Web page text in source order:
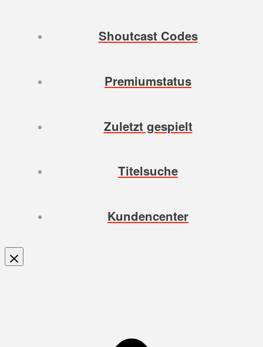
Shoutcast Codes
Premiumstatus
Zuletzt gespielt
Titelsuche
Kundencenter